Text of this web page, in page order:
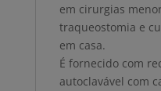
em cirurgias
traqueostomia e
em casa.
É fornecido com
autoclavável com